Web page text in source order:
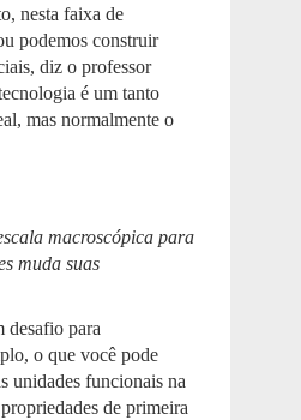
nesta faixa de
podemos construir
diz o professor
é um tanto
mas normalmente o
macroscópica para
muda suas
desafio para
o que você pode
unidades funcionais na
de primeira